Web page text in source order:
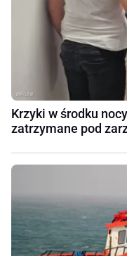
Krzyki w środku
zatrzymane pod